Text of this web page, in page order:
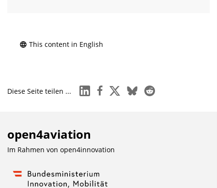
This content in English
Diese Seite teilen ... linkedinfacebook
x blueskyreddit
open4aviation
Im Rahmen von open4innovation